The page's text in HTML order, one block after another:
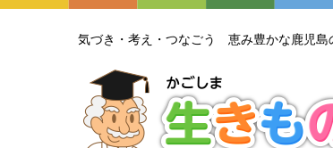
気づき・ 考え・つなごう 恵み豊かな鹿児島